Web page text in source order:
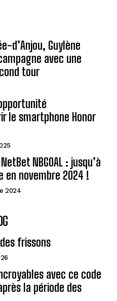
d’Anjou, Guylène
avec une
tour
le smartphone Honor
NBGOAL : jusqu’à
en novembre 2024 !
2024
frissons
avec ce code
la période des